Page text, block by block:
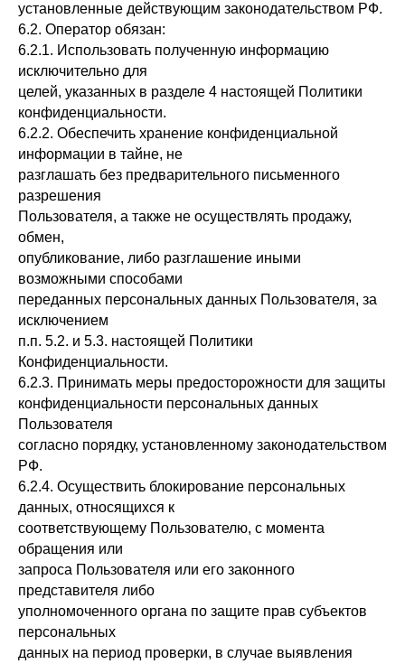
установленные действующим законодательством РФ.
6.2. Оператор обязан:
6.2.1. Использовать полученную информацию
исключительно для
целей, указанных в разделе 4 настоящей Политики
конфиденциальности.
6.2.2. Обеспечить хранение конфиденциальной
информации в тайне, не
разглашать без предварительного письменного
разрешения
Пользователя, а также не осуществлять продажу,
обмен,
опубликование, либо разглашение иными
возможными способами
переданных персональных данных Пользователя, за
исключением
п.п. 5.2. и 5.3. настоящей Политики
Конфиденциальности.
6.2.3. Принимать меры предосторожности для защиты
конфиденциальности персональных данных
Пользователя
согласно порядку, установленному законодательством
РФ.
6.2.4. Осуществить блокирование персональных
данных, относящихся к
соответствующему Пользователю, с момента
обращения или
запроса Пользователя или его законного
представителя либо
уполномоченного органа по защите прав субъектов
персональных
данных на период проверки, в случае выявления